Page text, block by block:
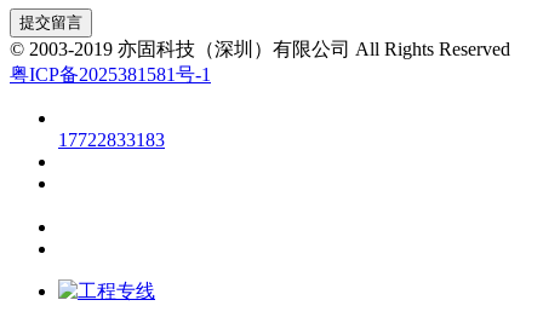
© 2003-2019 亦固科技（深圳）有限公司 All Rights Reserved
粤ICP备2025381581号-1
17722833183